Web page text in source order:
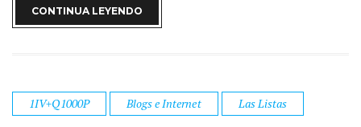
CONTINUA LEYENDO
1IV+Q1000P Blogs e Internet Las Listas